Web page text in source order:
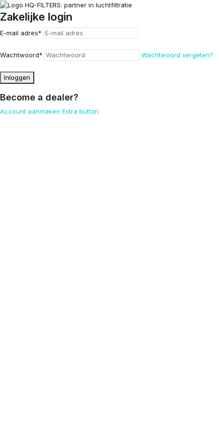
Zakelijke login
E-mail adres*
Wachtwoord* Wachtwoord vergeten?
Inloggen
Become a dealer?
Account aanmaken Extra button